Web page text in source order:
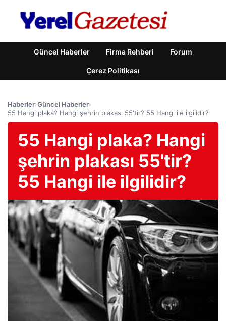
Güncel Haberler Firma Rehberi Forum
Çerez Politikası
Haberler›Güncel Haberler›
55 Hangi plaka? Hangi şehrin plakası 55'tir? 55 Hangi ile ilgilidir?
55 Hangi plaka? Hangi
şehrin plakası 55'tir?
55 Hangi ile ilgilidir?